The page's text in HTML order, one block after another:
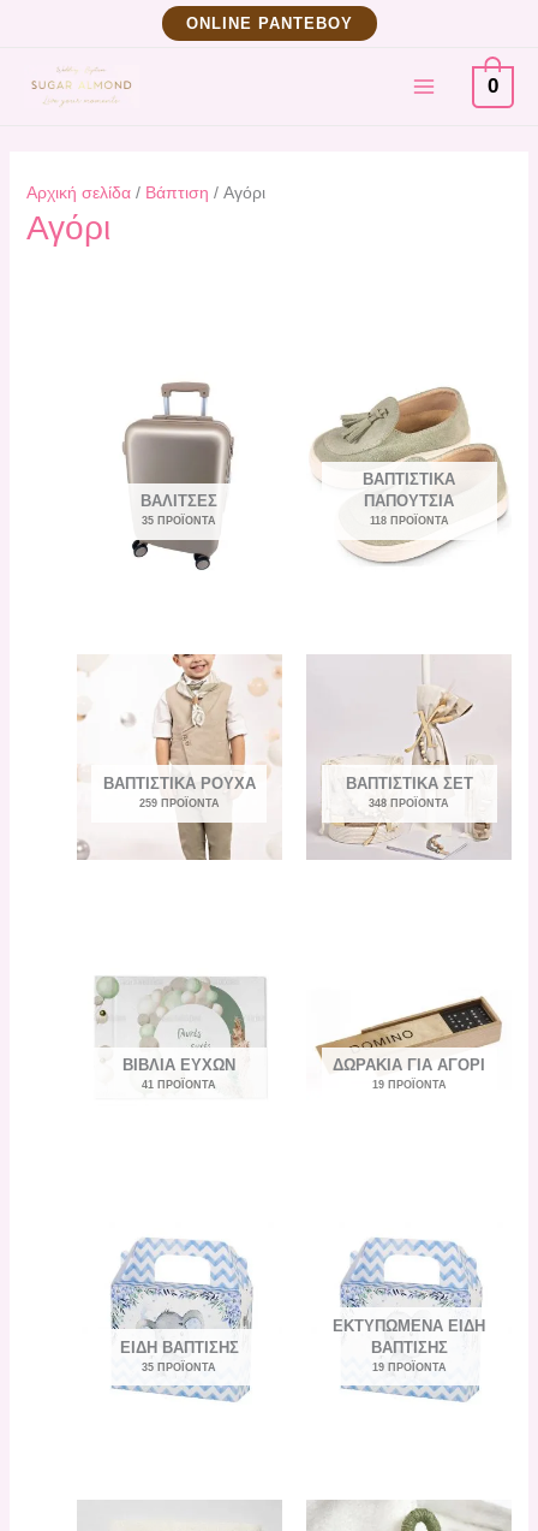
περιεχόμενο
ΟNLINE ΡΑΝΤΕΒΟΥ
MAIN
MENU
0
Αρχική σελίδα/ Βάπτιση / Αγόρι
Αγόρι
ΒΑΛΊΤΣΕΣ
35 ΠΡΟΪΌΝΤΑ
ΒΑΠΤΙΣΤΙΚΆ
ΠΑΠΟΎΤΣΙΑ
118 ΠΡΟΪΌΝΤΑ
ΒΑΠΤΙΣΤΙΚΆ ΡΟΎΧΑ
259 ΠΡΟΪΌΝΤΑ
ΒΑΠΤΙΣΤΙΚΆ ΣΕΤ
348 ΠΡΟΪΌΝΤΑ
ΒΙΒΛΊΑ ΕΥΧΏΝ
41 ΠΡΟΪΌΝΤΑ
ΔΩΡΆΚΙΑ ΓΙΑ ΑΓΌΡΙ
19 ΠΡΟΪΌΝΤΑ
ΕΊΔΗ ΒΆΠΤΙΣΗΣ
35 ΠΡΟΪΌΝΤΑ
ΕΚΤΥΠΩΜΈΝΑ ΕΊΔΗ
ΒΆΠΤΙΣΗΣ
19 ΠΡΟΪΌΝΤΑ